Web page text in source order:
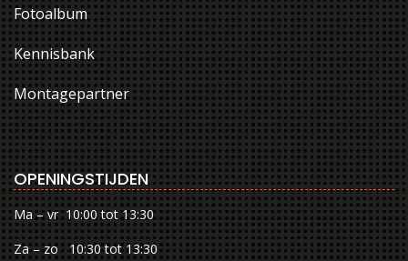
Fotoalbum
Kennisbank
Montagepartner
OPENINGSTIJDEN
Ma – vr 10:00 tot 13:30
Za – zo 10:30 tot 13:30